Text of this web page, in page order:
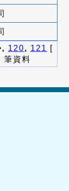
120, 121
[
筆資料